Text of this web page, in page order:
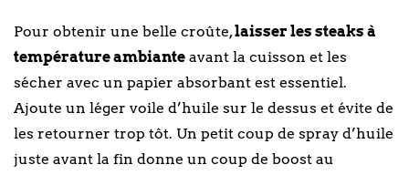
Pour obtenir une belle croûte,laisser les steaks à
température ambiante avant la cuisson et les
sécher avec un papier absorbant est essentiel.
Ajoute un léger voile d’huile sur le dessus et évite de
les retourner trop tôt. Un petit coup de spray d’huile
juste avant la fin donne un coup de boost au